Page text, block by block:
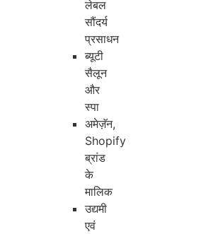
लेबल
सौंदर्य
प्रसाधन
ब्यूटी
सैलून
और
स्पा
अमेज़ॅन,
Shopify
ब्रांड
के
मालिक
उद्यमी
एवं